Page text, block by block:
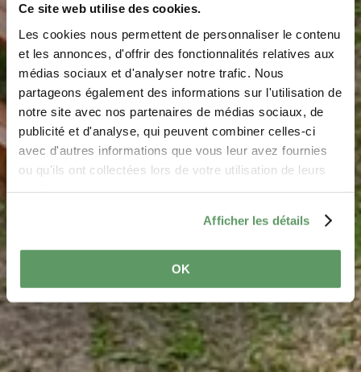
Ce site web utilise des cookies.
Les cookies nous permettent de personnaliser le contenu
et les annonces, d'offrir des fonctionnalités relatives aux
médias sociaux et d'analyser notre trafic. Nous
partageons également des informations sur l'utilisation de
notre site avec nos partenaires de médias sociaux, de
publicité et d'analyse, qui peuvent combiner celles-ci
avec d'autres informations que vous leur avez fournies
ou qu'ils ont collectées lors de votre utilisation de leurs
Afficher les détails
OK
Aire de jeux au parc
municipal
d'Echternach
Où? Porte St Willibrord, L-6586 Echternach